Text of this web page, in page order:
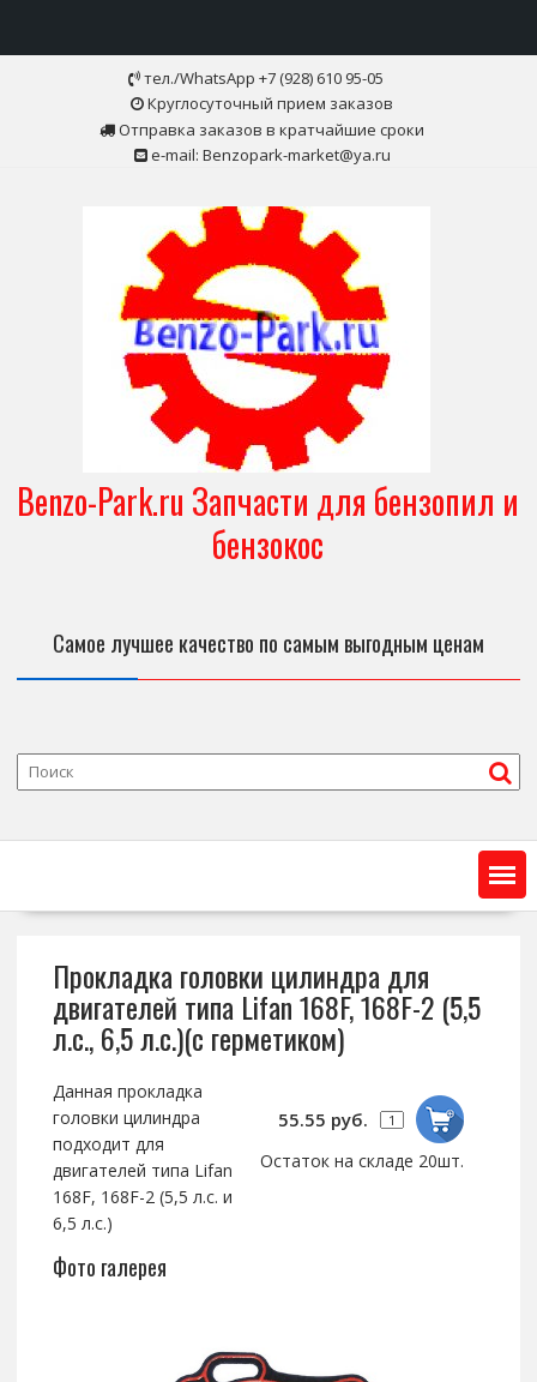
тел./WhatsApp +7 (928) 610 95-05
Круглосуточный прием заказов
Отправка заказов в кратчайшие сроки
e-mail: Benzopark-market@ya.ru
Benzo-Park.ru Запчасти для бензопил и
бензокос
Самое лучшее качество по самым выгодным ценам
Прокладка головки цилиндра для
двигателей типа Lifan 168F, 168F-2 (5,5
л.с., 6,5 л.с.)(с герметиком)
55.55 руб.
Остаток на складе 20шт.
Данная прокладка
головки цилиндра
подходит для
двигателей типа Lifan
168F, 168F-2 (5,5 л.с. и
6,5 л.с.)
Фото галерея